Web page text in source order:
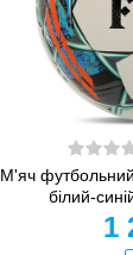
М'яч
білий-
1